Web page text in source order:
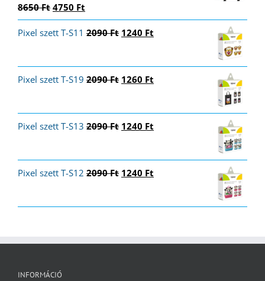
Értékelés:
8650Ft Original
price
was:
4750 Ft
price
is:
Pixel szett T-S11 2090Ft Original
1240 Ft
Pixel szett T-S19 2090Ft Original
1260 Ft
Pixel szett T-S13 2090Ft Original
1240 Ft
Pixel szett T-S12 2090Ft Original
1240 Ft
INFORMÁCIÓ